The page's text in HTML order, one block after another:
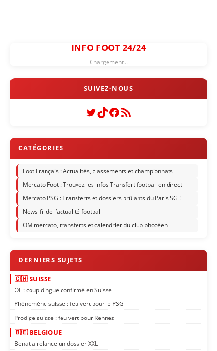
INFO FOOT 24/24
Chargement...
Twitter
TikTok
Facebook
Flux RSS
Foot Français : Actualités, classements et championnats
Mercato Foot : Trouvez les infos Transfert football en direct
Mercato PSG : Transferts et dossiers brûlants du Paris SG !
News-fil de l’actualité football
OM mercato, transferts et calendrier du club phocéen
🇨🇭 SUISSE
OL : coup dingue confirmé en Suisse
Phénomène suisse : feu vert pour le PSG
Prodige suisse : feu vert pour Rennes
🇧🇪 BELGIQUE
Benatia relance un dossier XXL